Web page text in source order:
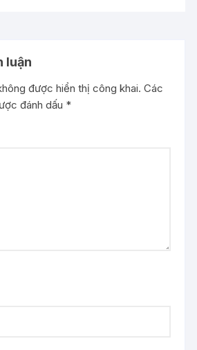
luận
được hiển thị công khai. Các
đánh dấu *